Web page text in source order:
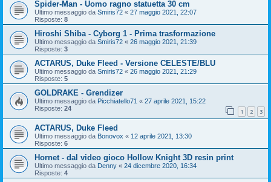
Spider-Man - Uomo ragno statuetta 30 cm
Ultimo messaggio da Smiris72 « 27 maggio 2021, 22:07
Risposte: 8
Hiroshi Shiba - Cyborg 1 - Prima trasformazione
Ultimo messaggio da Smiris72 « 26 maggio 2021, 21:39
Risposte: 3
ACTARUS, Duke Fleed - Versione CELESTE/BLU
Ultimo messaggio da Smiris72 « 26 maggio 2021, 21:29
Risposte: 5
GOLDRAKE - Grendizer
Ultimo messaggio da Picchiatello71 « 27 aprile 2021, 15:22
Risposte: 24 1 2 3
ACTARUS, Duke Fleed
Ultimo messaggio da Bonovox « 12 aprile 2021, 13:30
Risposte: 6
Hornet - dal video gioco Hollow Knight 3D resin print
Ultimo messaggio da Denny « 24 dicembre 2020, 16:34
Risposte: 4